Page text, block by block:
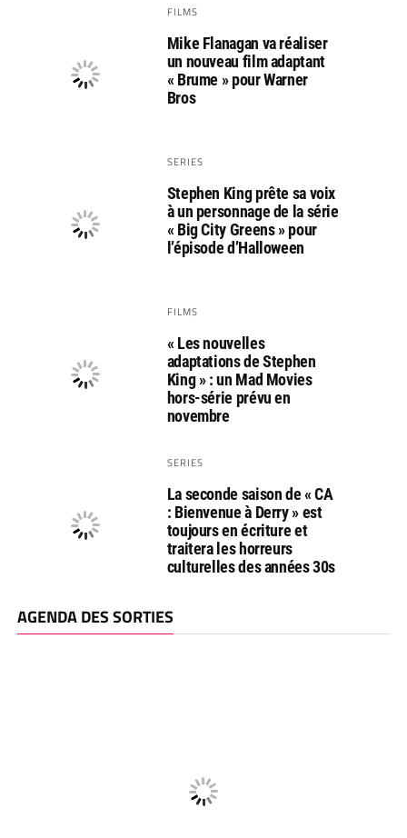
FILMS
Mike Flanagan va réaliser
un nouveau film adaptant
« Brume » pour Warner
Bros
SERIES
Stephen King prête sa voix
à un personnage de la série
« Big City Greens » pour
l’épisode d’Halloween
FILMS
« Les nouvelles
adaptations de Stephen
King » : un Mad Movies
hors-série prévu en
novembre
SERIES
La seconde saison de « CA
: Bienvenue à Derry » est
toujours en écriture et
traitera les horreurs
culturelles des années 30s
AGENDA DES SORTIES